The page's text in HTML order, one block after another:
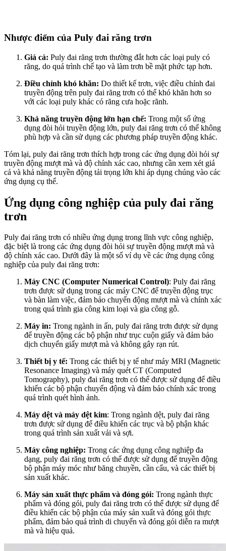
Nhược điểm của Puly đai răng trơn
Giá cả: Puly đai răng trơn thường đắt hơn các loại puly có
răng, do quá trình chế tạo và làm trơn bề mặt phức tạp hơn.
Điều chỉnh khó khăn: Do thiết kế trơn, việc điều chỉnh đai
truyền động trên puly đai răng trơn có thể khó khăn hơn so
với các loại puly khác có răng cưa hoặc rãnh.
Khả năng truyền động lớn hạn chế: Trong một số ứng
dụng đòi hỏi truyền động lớn, puly đai răng trơn có thể không
phù hợp và cần sử dụng các phương pháp truyền động khác.
Tóm lại, puly đai răng trơn thích hợp trong các ứng dụng đòi hỏi sự
truyền động mượt mà và độ chính xác cao, nhưng cần xem xét giá
cả và khả năng truyền động tải trọng lớn khi áp dụng chúng vào các
ứng dụng cụ thể.
Ứng dụng công nghiệp của puly đai răng
trơn
Puly đai răng trơn có nhiều ứng dụng trong lĩnh vực công nghiệp,
đặc biệt là trong các ứng dụng đòi hỏi sự truyền động mượt mà và
độ chính xác cao. Dưới đây là một số ví dụ về các ứng dụng công
nghiệp của puly đai răng trơn:
Máy CNC (Computer Numerical Control): Puly đai răng
trơn được sử dụng trong các máy CNC để truyền động trục
và bàn làm việc, đảm bảo chuyển động mượt mà và chính xác
trong quá trình gia công kim loại và gia công gỗ.
Máy in: Trong ngành in ấn, puly đai răng trơn được sử dụng
để truyền động các bộ phận như trục cuộn giấy và đảm bảo
dịch chuyển giấy mượt mà và không gây rạn rút.
Thiết bị y tế: Trong các thiết bị y tế như máy MRI (Magnetic
Resonance Imaging) và máy quét CT (Computed
Tomography), puly đai răng trơn có thể được sử dụng để điều
khiển các bộ phận chuyển động và đảm bảo chính xác trong
quá trình quét hình ảnh.
Máy dệt và máy dệt kim: Trong ngành dệt, puly đai răng
trơn được sử dụng để điều khiển các trục và bộ phận khác
trong quá trình sản xuất vải và sợi.
Máy công nghiệp: Trong các ứng dụng công nghiệp đa
dạng, puly đai răng trơn có thể được sử dụng để truyền động
bộ phận máy móc như băng chuyền, cần cẩu, và các thiết bị
sản xuất khác.
Máy sản xuất thực phẩm và đóng gói: Trong ngành thực
phẩm và đóng gói, puly đai răng trơn có thể được sử dụng để
điều khiển các bộ phận của máy sản xuất và đóng gói thực
phẩm, đảm bảo quá trình di chuyển và đóng gói diễn ra mượt
mà và hiệu quả.